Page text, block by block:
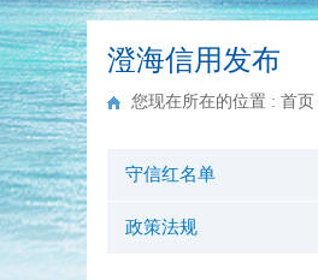
澄海信用发布
您现在所在的位置 : 首页
守信红名单
政策法规